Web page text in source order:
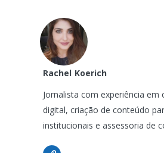
Rachel Koerich
Jornalista com experiência em
digital, criação de conteúdo
institucionais e assessoria de